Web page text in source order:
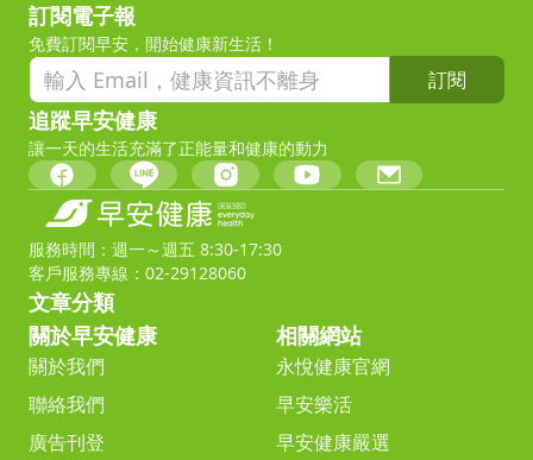
訂閱電子報
免費訂閱早安，開始健康新生活！
訂閱
追蹤早安健康
讓一天的生活充滿了正能量和健康的動力
服務時間：週一～週五 8:30-17:30
客戶服務專線：02-29128060
文章分類
關於早安健康
關於我們
聯絡我們
廣告刊登
相關網站
永悅健康官網
早安樂活
早安健康嚴選